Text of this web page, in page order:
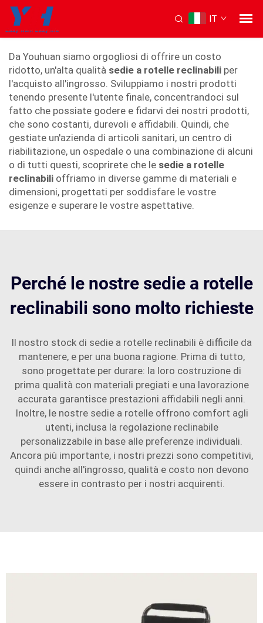
IT
sedia a rotelle reclinabile
Da Youhuan siamo orgogliosi di offrire un costo
ridotto, un'alta qualità sedie a rotelle reclinabili per
l'acquisto all'ingrosso. Sviluppiamo i nostri prodotti
tenendo presente l'utente finale, concentrandoci sul
fatto che possiate godere e fidarvi dei nostri prodotti,
che sono costanti, durevoli e affidabili. Quindi, che
gestiate un'azienda di articoli sanitari, un centro di
riabilitazione, un ospedale o una combinazione di alcuni
o di tutti questi, scoprirete che le sedie a rotelle
reclinabili offriamo in diverse gamme di materiali e
dimensioni, progettati per soddisfare le vostre
esigenze e superare le vostre aspettative.
Perché le nostre sedie a rotelle
reclinabili sono molto richieste
Il nostro stock di sedie a rotelle reclinabili è difficile da
mantenere, e per una buona ragione. Prima di tutto,
sono progettate per durare: la loro costruzione di
prima qualità con materiali pregiati e una lavorazione
accurata garantisce prestazioni affidabili negli anni.
Inoltre, le nostre sedie a rotelle offrono comfort agli
utenti, inclusa la regolazione reclinabile
personalizzabile in base alle preferenze individuali.
Ancora più importante, i nostri prezzi sono competitivi,
quindi anche all'ingrosso, qualità e costo non devono
essere in contrasto per i nostri acquirenti.